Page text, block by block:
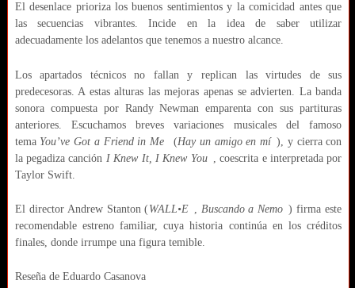
El desenlace prioriza los buenos sentimientos y la comicidad antes que
las secuencias vibrantes. Incide en la idea de saber utilizar
adecuadamente los adelantos que tenemos a nuestro alcance.
Los apartados técnicos no fallan y replican las virtudes de sus
predecesoras. A estas alturas las mejoras apenas se advierten. La banda
sonora compuesta por Randy Newman emparenta con sus partituras
anteriores. Escuchamos breves variaciones musicales del famoso
tema You’ve Got a Friend in Me (Hay un amigo en mí ), y cierra con
la pegadiza canción I Knew It, I Knew You
, coescrita e interpretada por
Taylor Swift.
El director Andrew Stanton ( WALL•E , Buscando a Nemo ) firma este
recomendable estreno familiar, cuya historia continúa en los créditos
finales, donde irrumpe una figura temible.
Reseña de Eduardo Casanova